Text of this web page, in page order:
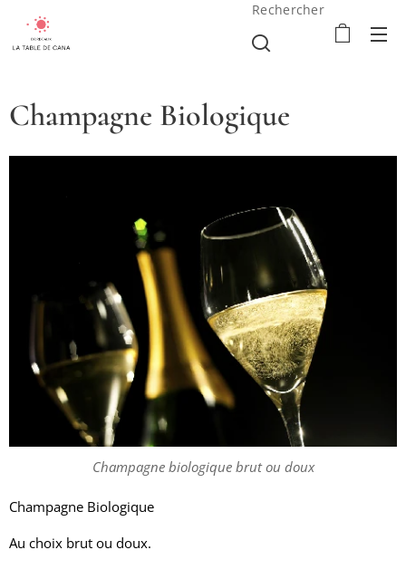
Rechercher
Champagne Biologique
Champagne biologique brut ou doux
Champagne Biologique
Au choix brut ou doux.